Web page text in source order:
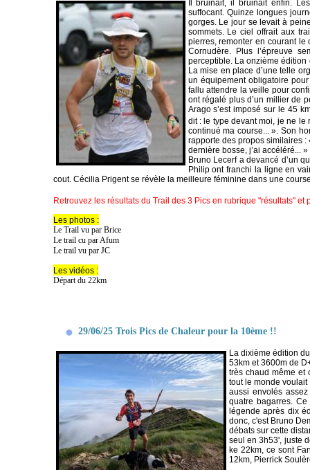
Il bruinait, il bruinait enfin.
suffocant. Quinze longues
gorges. Le jour se levait à
sommets. Le ciel offrait aux
pierres, remonter en courant le
Cornudère. Plus l’épreuve
perceptible. La onzième édition
La mise en place d’une telle
un équipement obligatoire
fallu attendre la veille pour
ont régalé plus d’un millier de
Arago s’est imposé sur le 45
dit : le type devant moi, je ne le
continué ma course... ». Son
rapporte des propos similaires :
dernière bosse, j’ai accéléré...
Bruno Lecerf a devancé d’un
Philip ont franchi la ligne en
cout. Cécilia Prigent se révèle la meilleure féminine dans une
Retrouvez les résultats du Trail des 3 Pics en rubrique "résultats" et
Les photos :
Le Trail vu par Brice
Le trail cu par Afum
Le trail vu par JC
Les vidéos :
Départ du 22km
29/06/25 Trois Pics de Chaleur pour la 10ème !!
La dixième édition
53km et 3600m de
très chaud même et
tout le monde
aussi envolés
quatre bagarres.
légende après dix
donc, c'est Bruno
débats sur cette
seul en 3h53', juste
ke 22km, ce sont
12km, Pierrick